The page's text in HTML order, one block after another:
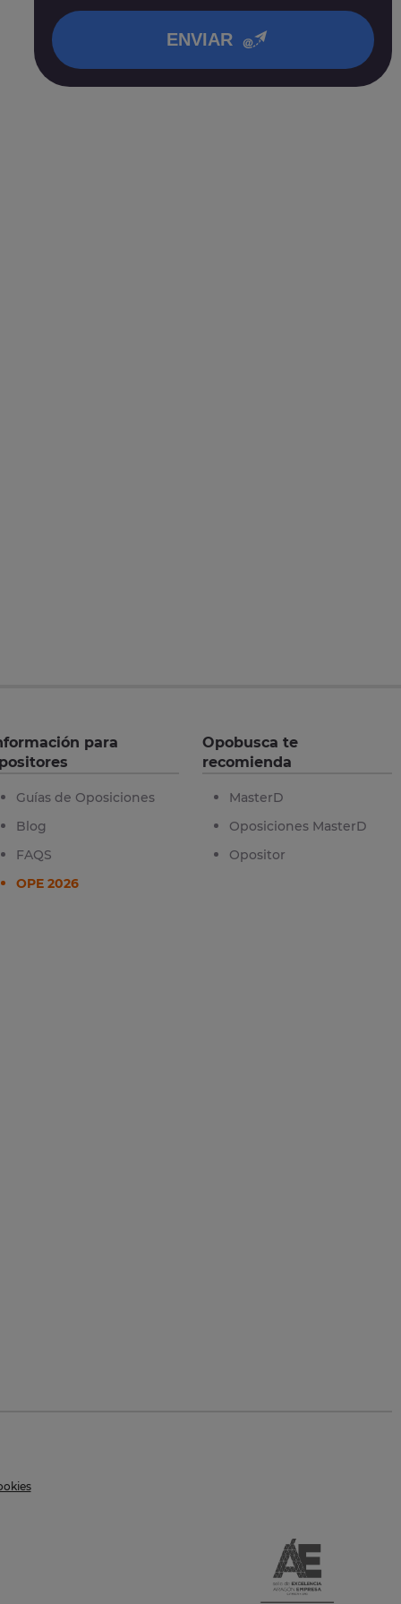
ENVIAR
para
Guías de Oposiciones
Blog
FAQS
OPE 2026
Opobusca te
recomienda
MasterD
Oposiciones MasterD
Opositor